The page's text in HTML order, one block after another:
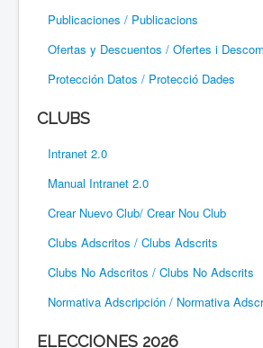
Publicaciones / Publicacions
Ofertas y Descuentos / Ofertes i
Protección Datos / Protecció Dades
CLUBS
Intranet 2.0
Manual Intranet 2.0
Crear Nuevo Club/ Crear Nou Club
Clubs Adscritos / Clubs Adscrits
Clubs No Adscritos / Clubs No Adscrits
Normativa Adscripción / Normativa
ELECCIONES 2026